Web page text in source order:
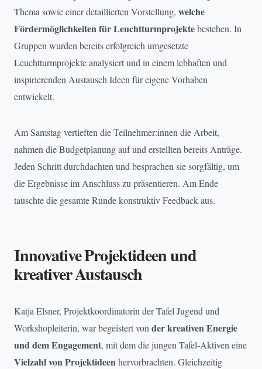
Thema sowie einer detaillierten Vorstellung, welche
Fördermöglichkeiten für Leuchtturmprojektebestehen. In
Gruppen wurden bereits erfolgreich umgesetzte
Leuchtturmprojekte analysiert und in einem lebhaften und
inspirierenden Austausch Ideen für eigene Vorhaben
entwickelt.
Am Samstag vertieften die Teilnehmer:innen die Arbeit,
nahmen die Budgetplanung auf und erstellten bereits Anträge.
Jeden Schritt durchdachten und besprachen sie sorgfältig, um
die Ergebnisse im Anschluss zu präsentieren. Am Ende
tauschte die gesamte Runde konstruktiv Feedback aus.
Innovative Projektideen und
kreativer Austausch
Katja Elsner, Projektkoordinatorin der Tafel Jugend und
Workshopleiterin, war begeistert von der kreativen Energie
und dem Engagement, mit dem die jungen Tafel-Aktiven eine
Vielzahl von Projektideenhervorbrachten. Gleichzeitig